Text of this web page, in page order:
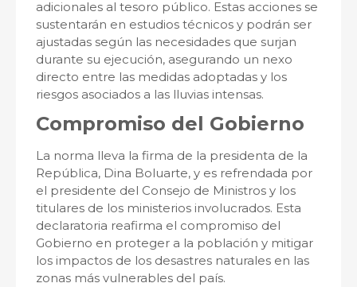
adicionales al tesoro público. Estas acciones se
sustentarán en estudios técnicos y podrán ser
ajustadas según las necesidades que surjan
durante su ejecución, asegurando un nexo
directo entre las medidas adoptadas y los
riesgos asociados a las lluvias intensas.
Compromiso del Gobierno
La norma lleva la firma de la presidenta de la
República, Dina Boluarte, y es refrendada por
el presidente del Consejo de Ministros y los
titulares de los ministerios involucrados. Esta
declaratoria reafirma el compromiso del
Gobierno en proteger a la población y mitigar
los impactos de los desastres naturales en las
zonas más vulnerables del país.